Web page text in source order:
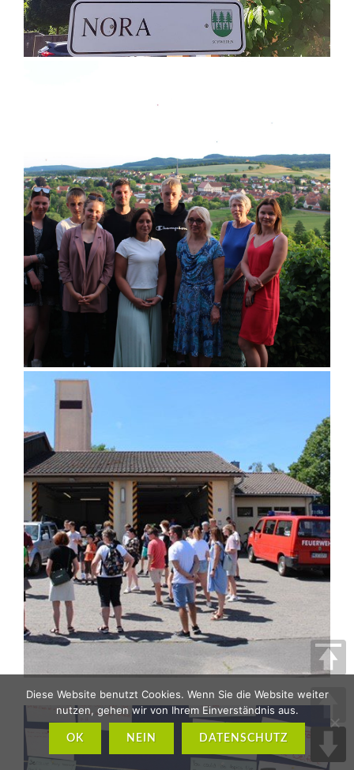
Diese Website benutzt Cookies. Wenn Sie die Website weiter
nutzen, gehen wir von Ihrem Einverständnis aus.
OK NEIN DATENSCHUTZ